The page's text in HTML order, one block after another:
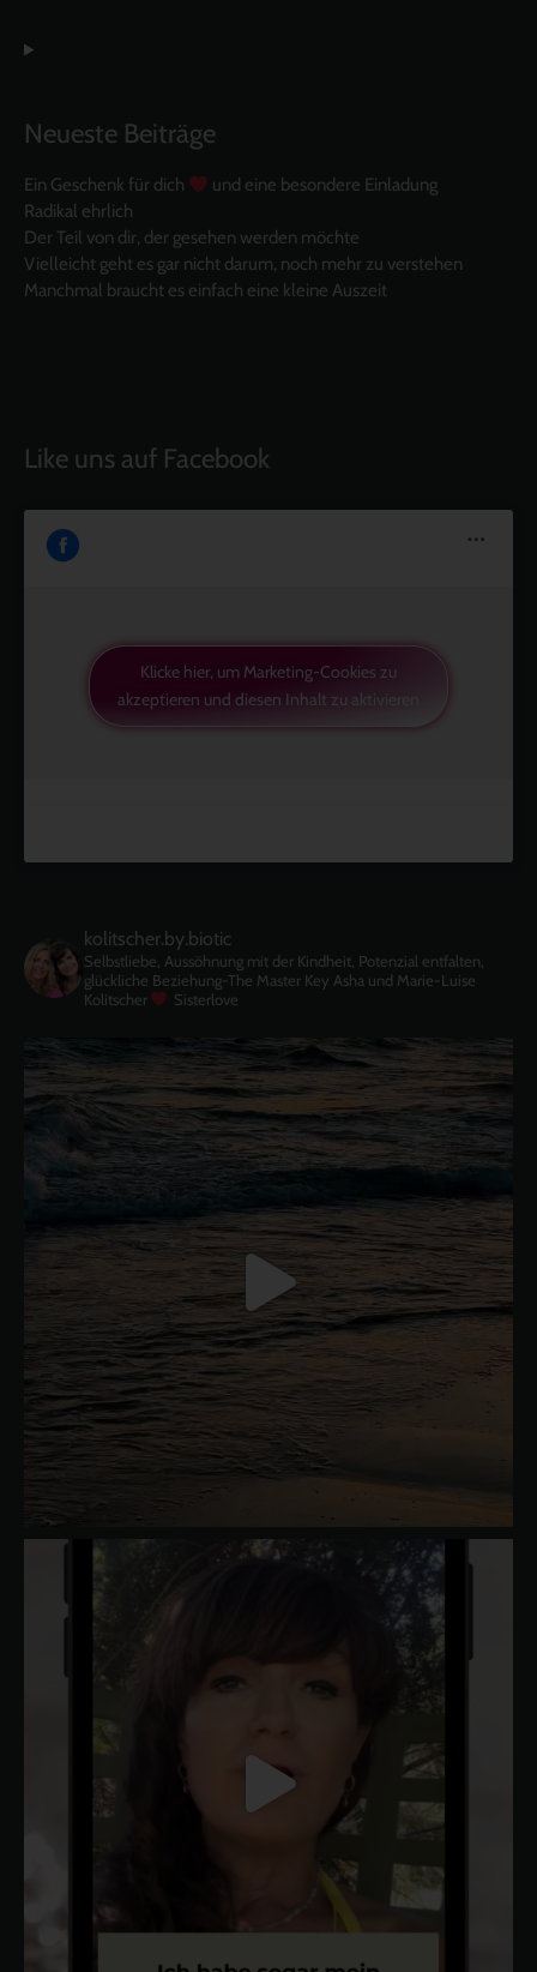
Neueste Beiträge
Ein Geschenk für dich
und eine besondere Einladung
Radikal ehrlich
Der Teil von dir, der gesehen werden möchte
Vielleicht geht es gar nicht darum, noch mehr zu verstehen
Manchmal braucht es einfach eine kleine Auszeit
Like uns auf Facebook
Klicke hier, um Marketing-Cookies zu
akzeptieren und diesen Inhalt zu aktivieren
kolitscher.by.biotic
Selbstliebe, Aussöhnung mit der Kindheit, Potenzial entfalten,
glückliche Beziehung-The Master Key Asha und Marie-Luise
Kolitscher
Sisterlove